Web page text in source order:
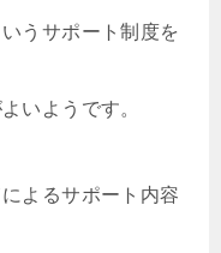
うサポート制度を
いようです。
よるサポート内容